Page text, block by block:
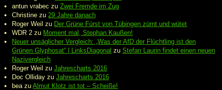
antun vrabec zuZwei Fremde im Zug
Christine zu 29 Jahre danach
Roger Weil zu Der Grüne Fürst von Tübingen zürnt und wütet
WDR 2 zu Moment mal, Stephan Kaußen!
Neuer unsäglicher Vergleich: „Was der AfD der Flüchtling ist den
Grünen Glyphosat“ | LinksDiagonal zuStefan Laurin findet einen neuen
Nazivergleich
Roger Weil zuJahrescharts 2016
Doc Olliday zuJahrescharts 2016
bea zuAlmut Klotz ist tot – Scheiße!